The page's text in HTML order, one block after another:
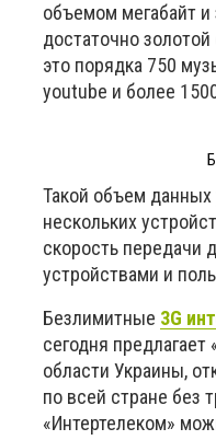
объемом мегабайт и
достаточно
это порядка 750
youtube и более
Такой объем данных
нескольких
скорость передачи
устройствами и
Безлимитные 3G
сегодня
области Украины,
по всей стране без
«Интертелеком»